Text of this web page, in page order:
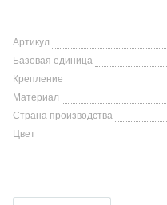
Артикул
Базовая единица
Крепление
Материал
Страна производства
Цвет